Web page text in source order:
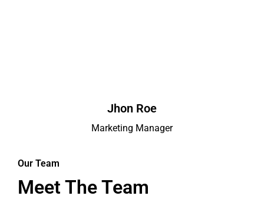
Jhon Roe
Marketing Manager
Our Team
Meet The Team